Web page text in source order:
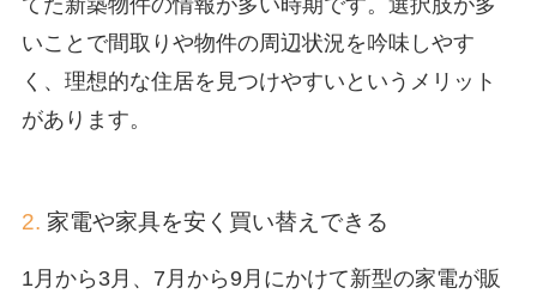
てた新築物件の情報が多い時期です。選択肢が多
いことで間取りや物件の周辺状況を吟味しやす
く、理想的な住居を見つけやすいというメリット
があります。
2. 家電や家具を安く買い替えできる
1月から3月、7月から9月にかけて新型の家電が販